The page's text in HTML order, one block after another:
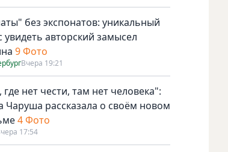
без экспонатов: уникальный
увидеть авторский замысел
9 Фото
Вчера 19:21
где нет чести, там нет человека":
Чаруша рассказала о своём новом
4 Фото
17:54